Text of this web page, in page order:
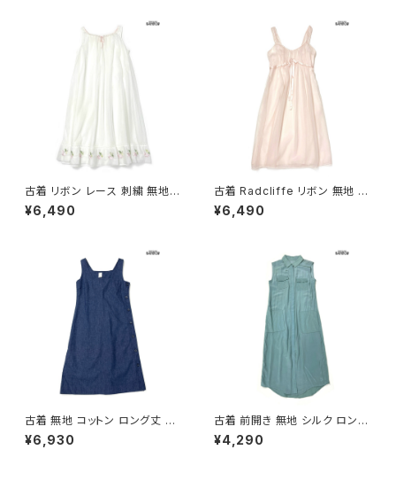
古着 リボン レース 刺繍 無地
シフォン ロング丈 ノースリーブ
ワンピース 白 生成り (otu260
¥6,490
古着 Radcliffe リボン 無地 シ
フォン ナイロン ロング丈 ノース
リーブ ワンピース ピンク (otu2
¥6,490
古着 無地 コットン ロング丈 ノ
ースリーブ ワンピース 紺 (otu
2606007)
¥6,930
古着 前開き 無地 シルク ロング
丈 ノースリーブ ワンピース くす
み 緑 (otu2606061)
¥4,290